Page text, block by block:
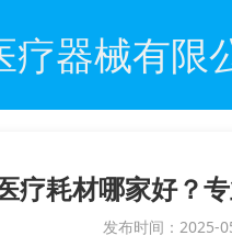
器械有限
疗耗材哪家好？
发布时间：2025-